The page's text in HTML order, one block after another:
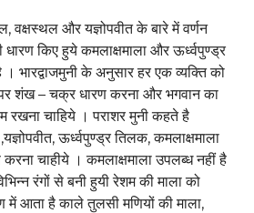
वक्षस्थल और यज्ञोपवीत के बारे में वर्णन
किए हुये कमलाक्षमाला और ऊर्ध्वपुण्ड्र
भारद्वाजमुनी के अनुसार हर एक व्यक्ति को
पर शंख – चक्र धारण करना और भगवान का
रखना चाहिये । पराशर मुनी कहते है
ऊर्ध्वपुण्ड्र तिलक, कमलाक्षमाला
चाहीये । कमलाक्षमाला उपलब्ध नहीं है
रंगों से बनी हुयी रेशम की माला को
में आता है काले तुलसी मणियों की माला,